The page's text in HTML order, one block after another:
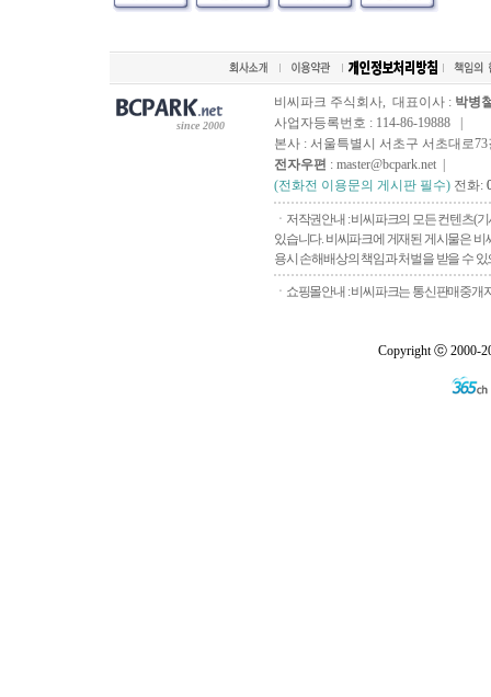
since 2000
비씨파크 주식회사, 대표이사 : 박병
사업자등록번호 : 114-86-19888 |
본사 : 서울특별시 서초구 서초대로73
전자우편 : master@bcpark.net |
(전화전 이용문의 게시판 필수) 전화:
ㆍ저작권안내 : 비씨파크의 모든 컨텐츠(
있습니다. 비씨파크에 게재된 게시물은
용시 손해배상의 책임과 처벌을 받을 수
ㆍ쇼핑몰안내 : 비씨파크는 통신판매중개
Copyright ⓒ 2000-